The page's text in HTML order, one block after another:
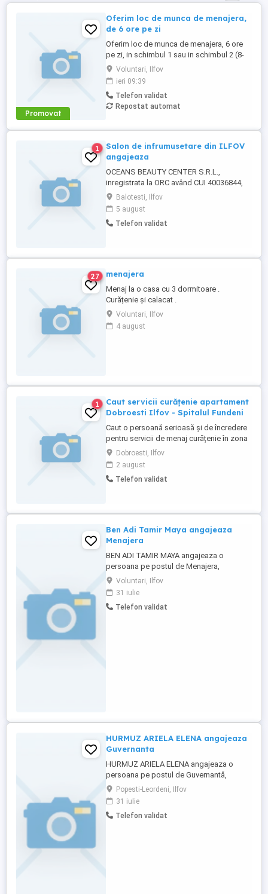
Promovat
Oferim loc de munca de menajera,
de 6 ore pe zi
Oferim loc de munca de menajera, 6 ore
pe zi, in schimbul 1 sau in schimbul 2 (8-
14 sau 14-20). Salariu 6.000 Ron, in
primele doua luni plata la zi.
Voluntari, Ilfov
ieri 09:39
Telefon validat
Repostat automat
1
Salon de infrumusetare din ILFOV
angajeaza
OCEANS BEAUTY CENTER S.R.L.,
inregistrata la ORC având CUI 40036844,
J2 , cu sediul in Strada Broscari, Nr. 75, Et.
Parter, Ap. Cam.1, Balotești, Județ Ilfov,
angajeaza 2 persoane cosmetician si o
femeie de serviciu. Salariu peste medie,
Balotesti, Ilfov
5 august
Telefon validat
27 menajera
Menaj la o casa cu 3 dormitoare .
Curățenie și calacat .
Voluntari, Ilfov
4 august
1
Caut servicii curățenie apartament
Dobroesti Ilfov - Spitalul Fundeni
Caut o persoană serioasă și de încredere
pentru servicii de menaj curățenie în zona
Dobroești, Ilfov. Îmi doresc o persoană cu
experiență în domeniu, atentă la detalii și
responsabilă. Ofer remunerație atractivă,
în funcție de experiență și implicare. Dacă
Dobroesti, Ilfov
2 august
Telefon validat
Ben Adi Tamir Maya angajeaza
Menajera
BEN ADI TAMIR MAYA angajeaza o
persoana pe postul de Menajera,
cunoscatoare a limbii engleze.Interviul va
fi in Pipera Tunari, nr 198, Vila 29, Voluntari
judetul Ilfov, in data de 03 august 2026,
ora 09:30.
Voluntari, Ilfov
31 iulie
Telefon validat
HURMUZ ARIELA ELENA angajeaza
Guvernanta
HURMUZ ARIELA ELENA angajeaza o
persoana pe postul de Guvernantă,
cunoscatoare a limbii engleze.Interviul va
fi in Popești-Leordeni, str. Căzănești nr. 2A,
judetul Ilfov, in data de 03 august 2026,
ora 09:30.
Popesti-Leordeni, Ilfov
31 iulie
Telefon validat